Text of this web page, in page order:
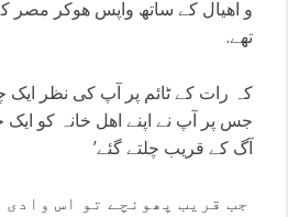
و اھیال کے ساتھ واپس ھوکر
تھے.
کہ رات کے ٹائم پر آپ کی نظر ایک
جس پر آپ نے اپنے اھل خانہ کو
آگ کے قریب چلتے گئے’
جب قریب پھونچے تو اس